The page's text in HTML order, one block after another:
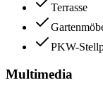
Terrasse
PKW-
Multimedia